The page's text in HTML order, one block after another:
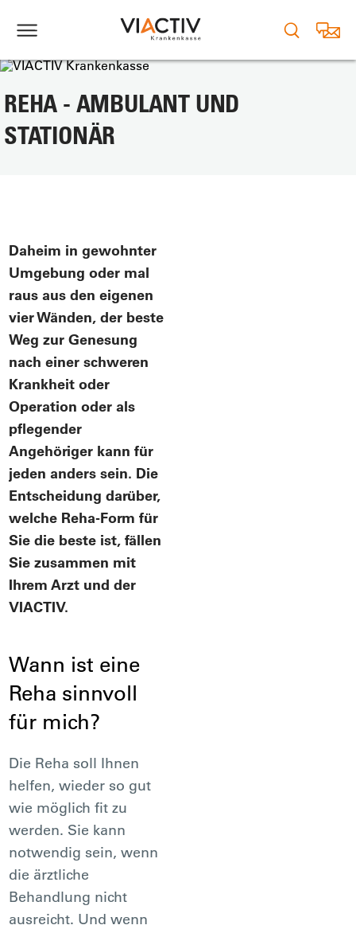
REHA - AMBULANT UND
STATIONÄR
Daheim in gewohnter
Umgebung oder mal
raus aus den eigenen
vier Wänden, der beste
Weg zur Genesung
nach einer schweren
Krankheit oder
Operation oder als
pflegender
Angehöriger kann für
jeden anders sein. Die
Entscheidung darüber,
welche Reha-Form für
Sie die beste ist, fällen
Sie zusammen mit
Ihrem Arzt und der
VIACTIV.
Wann ist eine
Reha sinnvoll
für mich?
Die Reha soll Ihnen
helfen, wieder so gut
wie möglich fit zu
werden. Sie kann
notwendig sein, wenn
die ärztliche
Behandlung nicht
ausreicht. Und wenn